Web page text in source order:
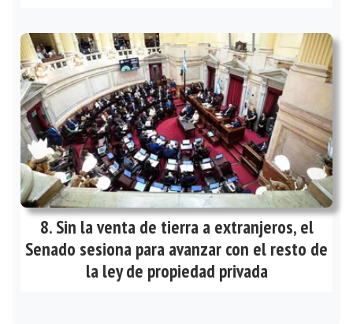
Sin la venta de tierra a extranjeros, el
Senado sesiona para avanzar con el resto de
la ley de propiedad privada